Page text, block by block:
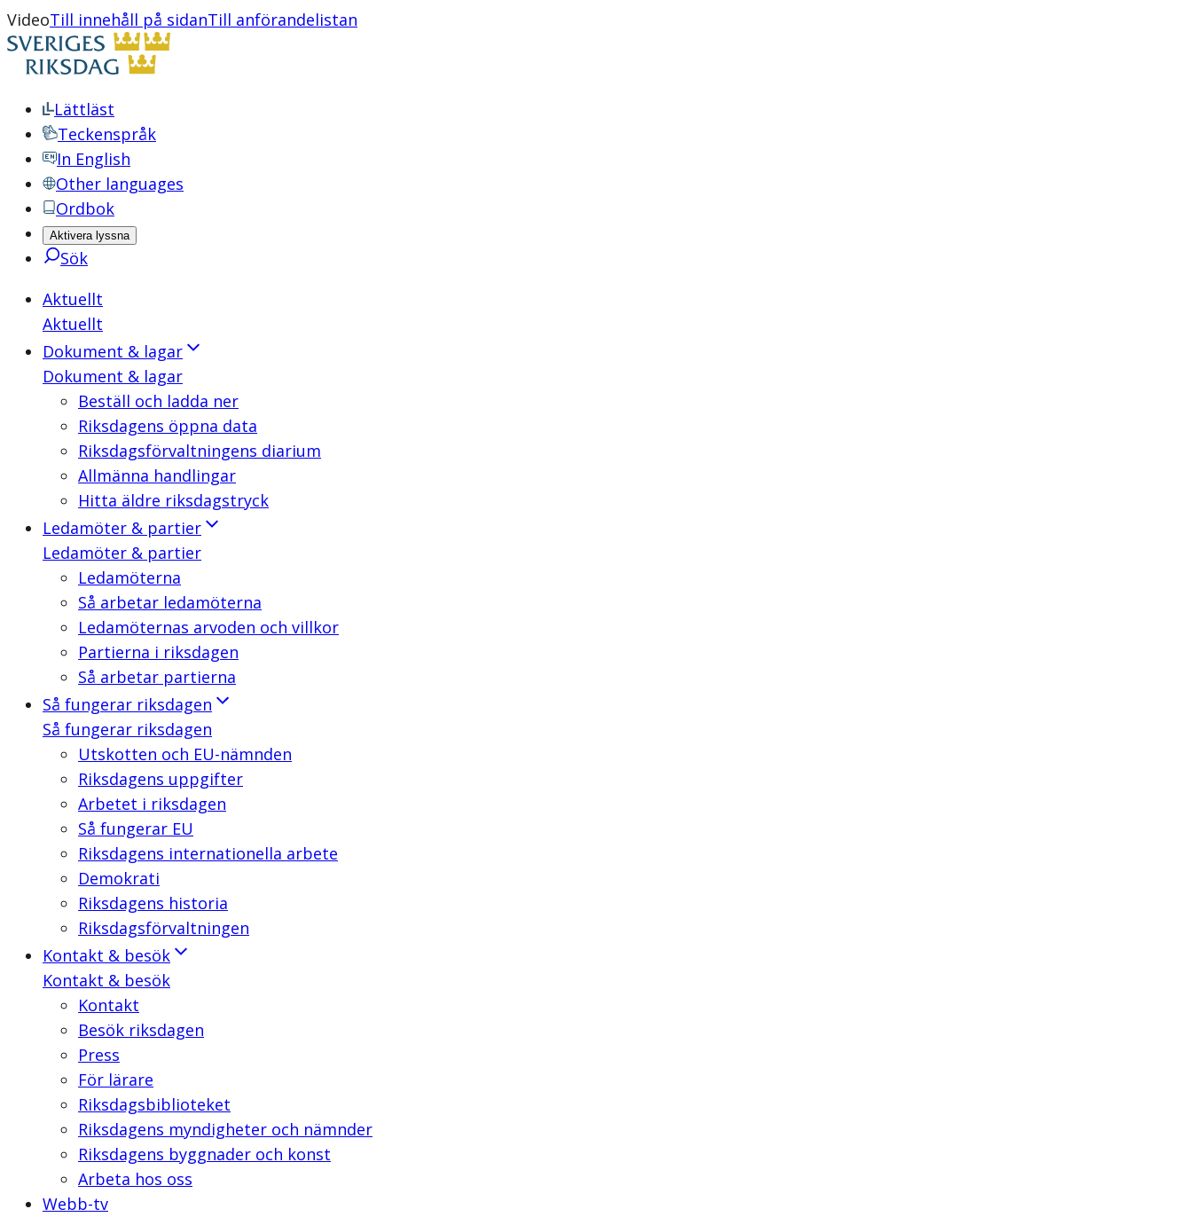
VideoTill innehåll på sidanTill anförandelistan
Lättläst
Teckenspråk
In English
Other languages
Ordbok
Aktivera lyssna
Sök
Aktuellt
Aktuellt
Dokument & lagar
Dokument & lagar
Beställ och ladda ner
Riksdagens öppna data
Riksdagsförvaltningens diarium
Allmänna handlingar
Hitta äldre riksdagstryck
Ledamöter & partier
Ledamöter & partier
Ledamöterna
Så arbetar ledamöterna
Ledamöternas arvoden och villkor
Partierna i riksdagen
Så arbetar partierna
Så fungerar riksdagen
Så fungerar riksdagen
Utskotten och EU-nämnden
Riksdagens uppgifter
Arbetet i riksdagen
Så fungerar EU
Riksdagens internationella arbete
Demokrati
Riksdagens historia
Riksdagsförvaltningen
Kontakt & besök
Kontakt & besök
Kontakt
Besök riksdagen
Press
För lärare
Riksdagsbiblioteket
Riksdagens myndigheter och nämnder
Riksdagens byggnader och konst
Arbeta hos oss
Webb-tv